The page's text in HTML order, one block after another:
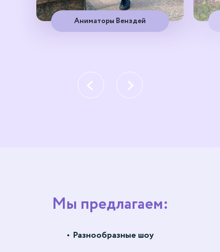
Аниматоры Венздей
Мы предлагаем:
Разнообразные шоу